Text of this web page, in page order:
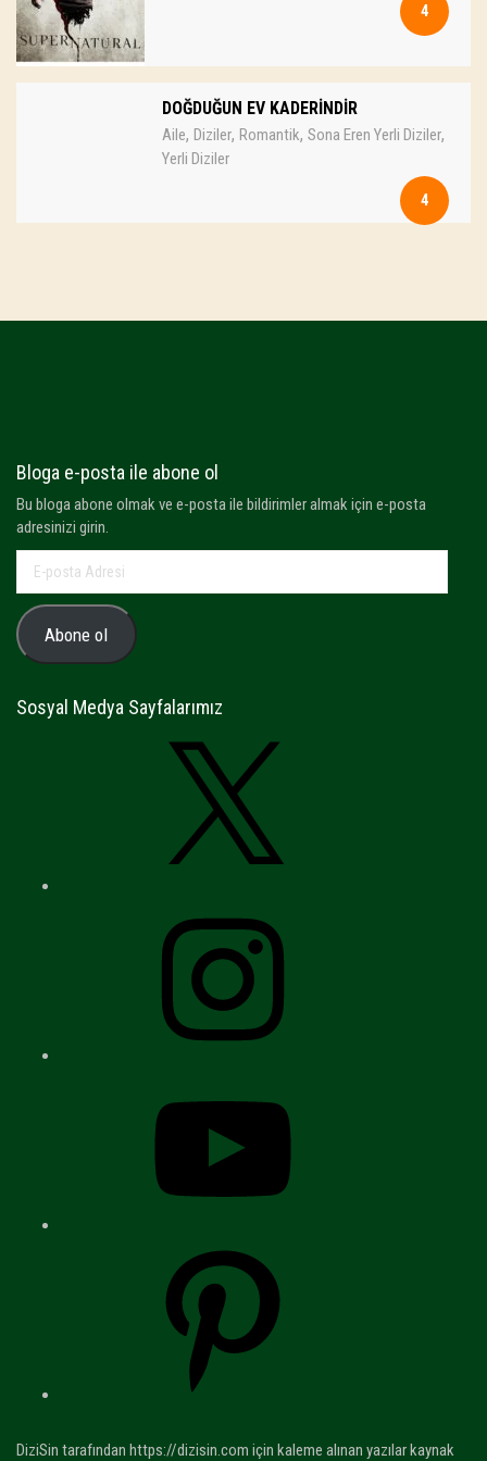
4
DOĞDUĞUN EV KADERİNDİR
Aile, Diziler, Romantik, Sona Eren Yerli Diziler,
Yerli Diziler
4
Bloga e-posta ile abone ol
Bu bloga abone olmak ve e-posta ile bildirimler almak için e-posta
adresinizi girin.
posta
Adresi
Abone ol
Sosyal Medya Sayfalarımız
DiziSin tarafından https://dizisin.com için kaleme alınan yazılar kaynak